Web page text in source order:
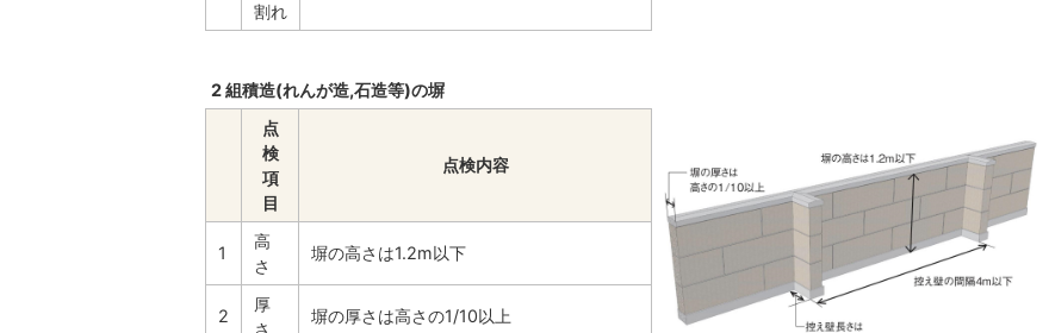
割れ
2 組積造(れんが造,石造等)の塀
点
検
項
目
点検内容
1
高
さ
塀の高さは1.2m以下
2
厚
さ
塀の厚さは高さの1/10以上